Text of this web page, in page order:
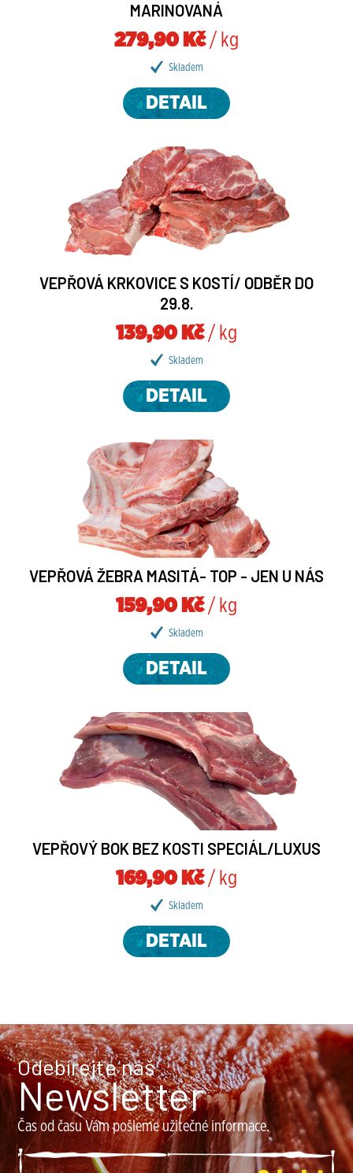
MARINOVANÁ
279,90 Kč/ kg
Skladem
DETAIL
VEPŘOVÁ KRKOVICE S KOSTÍ/ ODBĚR DO
29.8.
139,90 Kč/ kg
Skladem
DETAIL
VEPŘOVÁ ŽEBRA MASITÁ- TOP - JEN U NÁS
159,90 Kč/ kg
Skladem
DETAIL
VEPŘOVÝ BOK BEZ KOSTI SPECIÁL/LUXUS
169,90 Kč/ kg
Skladem
DETAIL
Odebírejte náš
Newsletter
Čas od času Vám pošleme užitečné informace.